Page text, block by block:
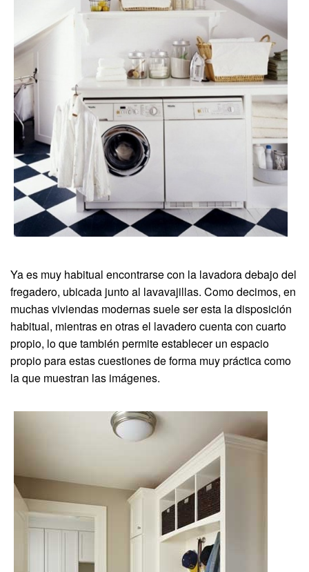
Ya es muy habitual encontrarse con la lavadora debajo del
fregadero, ubicada junto al lavavajillas. Como decimos, en
muchas viviendas modernas suele ser esta la disposición
habitual, mientras en otras el lavadero cuenta con cuarto
propio, lo que también permite establecer un espacio
propio para estas cuestiones de forma muy práctica como
la que muestran las imágenes.